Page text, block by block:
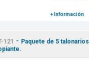
+ Información
121 - Paquete de 5